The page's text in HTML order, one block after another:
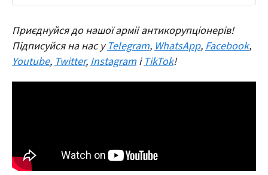
Приєднуйся до нашої армії антикорупціонерів!
Підписуйся на нас уTelegram,WhatsApp,Facebook,
Youtube,Twitter,Instagram іTikTok!